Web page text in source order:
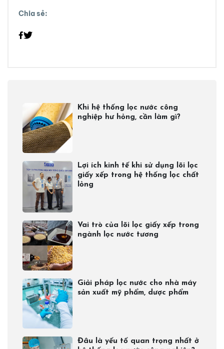
Chia sẻ:
Khi hệ thống lọc nước công
nghiệp hư hỏng, cần làm gì?
Lợi ích kinh tế khi sử dụng lõi lọc
giấy xếp trong hệ thống lọc chất
lỏng
Vai trò của lõi lọc giấy xếp trong
ngành lọc nước tương
Giải pháp lọc nước cho nhà máy
sản xuất mỹ phẩm, dược phẩm
Đâu là yếu tố quan trọng nhất ở